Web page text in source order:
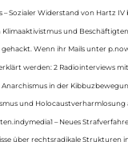
– Sozialer Widerstand von Hartz
und Beschäftigten
Wenn ihr Mails unter
werden: 2 Radiointerviews
in der
und
– Neues
über rechtsradikale Strukturen